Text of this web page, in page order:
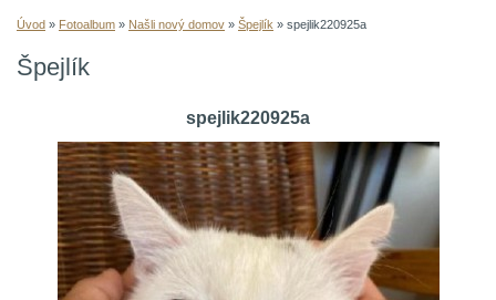
Úvod » Fotoalbum » Našli nový domov » Špejlík » spejlik220925a
Špejlík
spejlik220925a